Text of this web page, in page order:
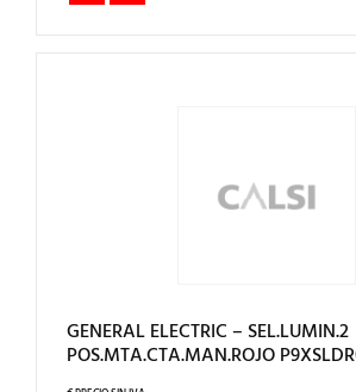
GENERAL ELECTRIC – SEL.LUMIN.2
POS.MTA.CTA.MAN.ROJO